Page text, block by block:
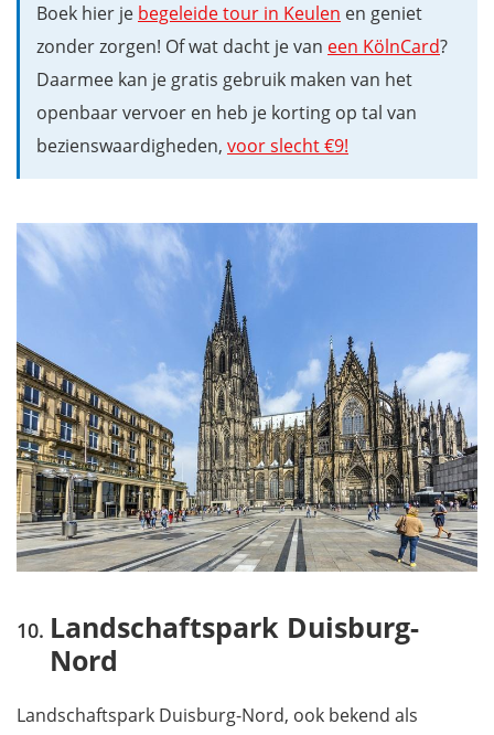
Boek hier je begeleide tour in Keulen en geniet
zonder zorgen! Of wat dacht je van een KölnCard?
Daarmee kan je gratis gebruik maken van het
openbaar vervoer en heb je korting op tal van
bezienswaardigheden, voor slecht €9!
Landschaftspark Duisburg-
Nord
Landschaftspark Duisburg-Nord, ook bekend als